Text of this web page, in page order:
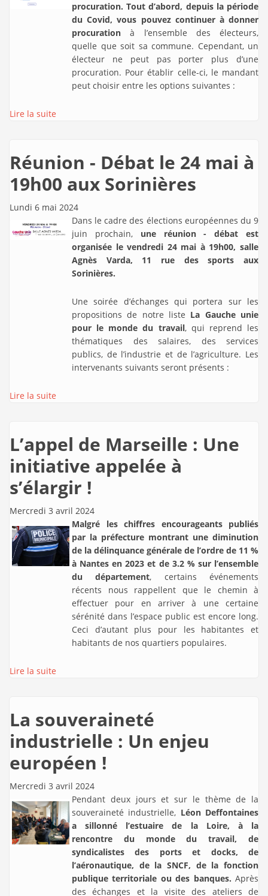
procuration. Tout d’abord, depuis la période
du Covid, vous pouvez continuer à donner
procuration à l’ensemble des électeurs,
quelle que soit sa commune. Cependant, un
électeur ne peut pas porter plus d’une
procuration. Pour établir celle-ci, le mandant
peut choisir entre les options suivantes :
Lire la suite
Réunion - Débat le 24 mai à
19h00 aux Sorinières
Lundi 6 mai 2024
Dans le cadre des élections européennes du 9
juin prochain, une réunion - débat est
organisée le vendredi 24 mai à 19h00, salle
Agnès Varda, 11 rue des sports aux
Sorinières.
Une soirée d’échanges qui portera sur les
propositions de notre liste La Gauche unie
pour le monde du travail, qui reprend les
thématiques des salaires, des services
publics, de l’industrie et de l’agriculture. Les
intervenants suivants seront présents :
Lire la suite
L’appel de Marseille : Une
initiative appelée à
s’élargir !
Mercredi 3 avril 2024
Malgré les chiffres encourageants publiés
par la préfecture montrant une diminution
de la délinquance générale de l’ordre de 11 %
à Nantes en 2023 et de 3.2 % sur l’ensemble
du département, certains événements
récents nous rappellent que le chemin à
effectuer pour en arriver à une certaine
sérénité dans l’espace public est encore long.
Ceci d’autant plus pour les habitantes et
habitants de nos quartiers populaires.
Lire la suite
La souveraineté
industrielle : Un enjeu
européen !
Mercredi 3 avril 2024
Pendant deux jours et sur le thème de la
souveraineté industrielle, Léon Deffontaines
a sillonné l’estuaire de la Loire, à la
rencontre du monde du travail, de
syndicalistes des ports et docks, de
l’aéronautique, de la SNCF, de la fonction
publique territoriale ou des banques. Après
des échanges et la visite des ateliers de